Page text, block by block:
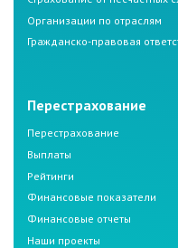
Организации по отраслям
Гражданско-правовая
Перестрахование
Перестрахование
Выплаты
Рейтинги
Финансовые показатели
Финансовые отчеты
Наши проекты